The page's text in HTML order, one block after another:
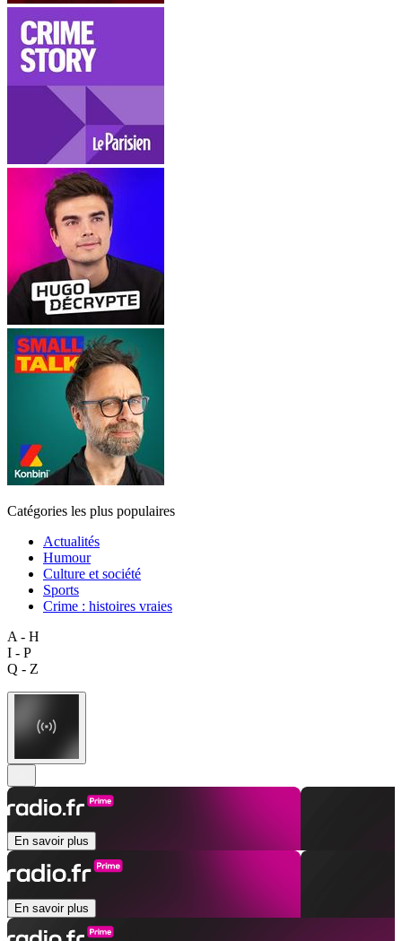
Catégories les plus populaires
Actualités
Humour
Culture et société
Sports
Crime : histoires vraies
A - H
I - P
Q - Z
En savoir plus
En savoir plus